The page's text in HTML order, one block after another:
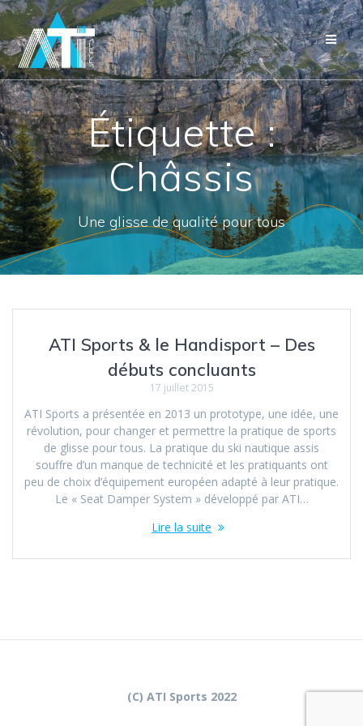
Étiquette :
Châssis
Une glisse de qualité pour tous
ATI Sports & le Handisport – Des
débuts concluants
17 juillet 2015
ATI Sports a présentée en 2013 un prototype, une idée, une
révolution, pour changer et permettre la pratique de sports
de glisse pour tous. La pratique du ski nautique assis
souffre d’un manque de technicité et les pratiquants ont
peu de choix d’équipement européen adapté à leur pratique.
Le « Seat Damper System » développé par ATI…
Lire la suite